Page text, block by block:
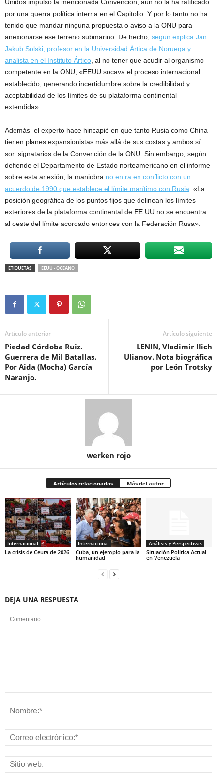
Unidos impulsó la mencionada Convención, aún no la ha ratificado
por una guerra política interna en el Capitolio. Y por lo tanto no ha
tenido que mandar ninguna propuesta o aviso a la ONU para
anexionarse ese terreno submarino. De hecho, según explica Jan
Jakub Solski, profesor en la Universidad Ártica de Noruega y
analista en el Instituto Ártico , al no tener que acudir al organismo
competente en la ONU, «EEUU socava el proceso internacional
establecido, generando incertidumbre sobre la credibilidad y
aceptabilidad de los límites de su plataforma continental
extendida».
Además, el experto hace hincapié en que tanto Rusia como China
tienen planes expansionistas más allá de sus costas y ambos sí
son signatarios de la Convención de la ONU. Sin embargo, según
defiende el Departamento de Estado norteamericano en el informe
sobre esta anexión, la maniobra no entra en conflicto con un
acuerdo de 1990 que establece el límite marítimo con Rusia: «La
posición geográfica de los puntos fijos que delinean los límites
exteriores de la plataforma continental de EE.UU no se encuentra
al oeste del límite acordado entonces con la Federación Rusa».
ETIQUETAS EEUU - OCEANO
Artículo anterior
Piedad Córdoba Ruiz.
Guerrera de Mil Batallas.
Por Aida (Mocha) García
Naranjo.
Artículo siguiente
LENIN, Vladimir Ilich
Ulianov. Nota biográfica
por León Trotsky
werken rojo
Artículos relacionados Más del autor
Internacional
La crisis de Ceuta de 2026
Internacional
Cuba, un ejemplo para la
humanidad
Análisis y Perspectivas
Situación Política Actual
en Venezuela
DEJA UNA RESPUESTA